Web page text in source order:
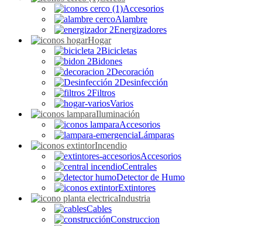
Accesorios
Alambre
Energizadores
Hogar
Bicicletas
Bidones
Decoración
Desinfección
Filtros
Varios
Iluminación
Accesorios
Lámparas
Incendio
Accesorios
Centrales
Detector de Humo
Extintores
Industria
Cables
Construccion